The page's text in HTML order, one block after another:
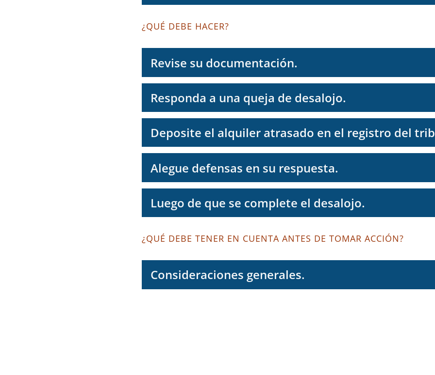
¿QUÉ DEBE HACER?
Revise su documentación.
Responda a una queja de desalojo.
Deposite el alquiler atrasado en el registro del
Alegue defensas en su respuesta.
Luego de que se complete el desalojo.
¿QUÉ DEBE TENER EN CUENTA ANTES DE TOMAR ACCIÓN?
Consideraciones generales.